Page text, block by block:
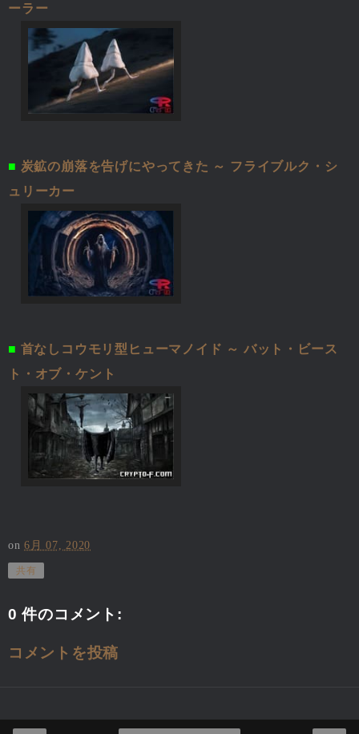
ーラー
■ 炭鉱の崩落を告げにやってきた ～ フライブルク・シ
ュリーカー
■ 首なしコウモリ型ヒューマノイド ～ バット・ビース
ト・オブ・ケント
on6月 07, 2020
共有
0 件のコメント:
コメントを投稿